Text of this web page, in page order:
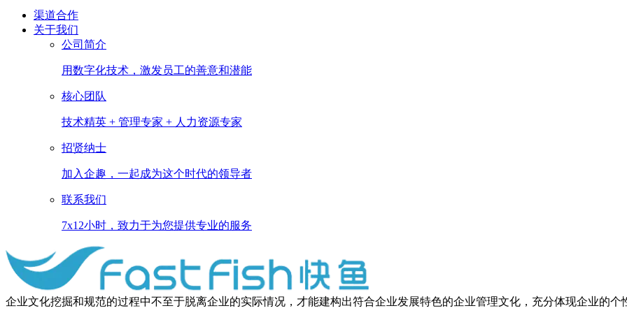
渠道合作
关于我们
公司简介
用数字化技术，激发员工的善意和潜能
核心团队
技术精英 + 管理专家 + 人力资源专家
招贤纳士
加入企趣，一起成为这个时代的领导者
联系我们
7x12小时，致力于为您提供专业的服务
企业文化挖掘和规范的过程中不至于脱离企业的实际情况，才能建构出符合企业发展特色的企业管理文化，充分体现企业的个